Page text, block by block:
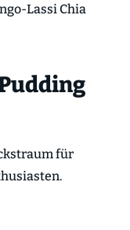
Lassi Chia
für